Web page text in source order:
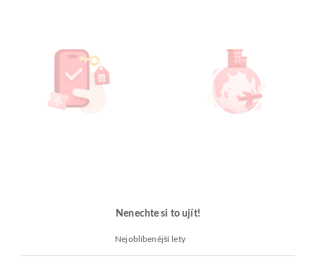
Nenechte si to ujít!
Nejoblíbenější lety